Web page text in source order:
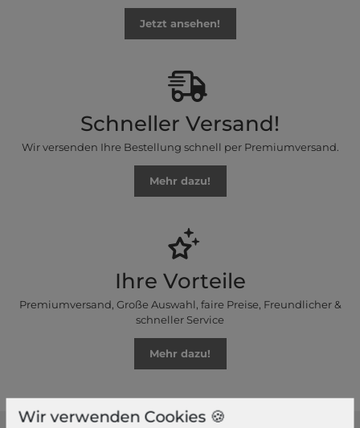
Jetzt ansehen!
Schneller Versand!
Wir versenden Ihre Bestellung schnell per Premiumversand.
Mehr dazu!
Ihre Vorteile
Premiumversand, Große Auswahl, faire Preise, Freundlicher &
schneller Service
Mehr dazu!
Wir verwenden Cookies 🍪